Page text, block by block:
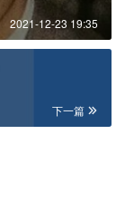
2021-12-23 19:35
下一篇